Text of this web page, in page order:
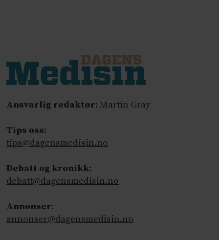
Ansvarlig redaktør: Martin Gray
Tips oss:
tips@dagensmedisin.no
Debatt og kronikk:
debatt@dagensmedisin.no
Annonser:
annonser@dagensmedisin.no